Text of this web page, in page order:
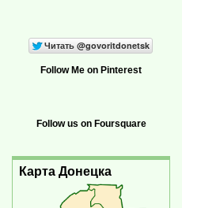
Follow Me on Pinterest
Follow us on Foursquare
Карта Донецка